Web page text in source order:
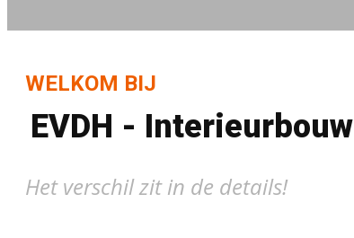
WELKOM BIJ
EVDH - Interieurbouw
Het verschil zit in de details!